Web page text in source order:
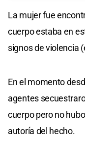
La mujer fue
cuerpo estaba en
signos de violencia
En el momento
agentes
cuerpo pero no
autoría del hecho.